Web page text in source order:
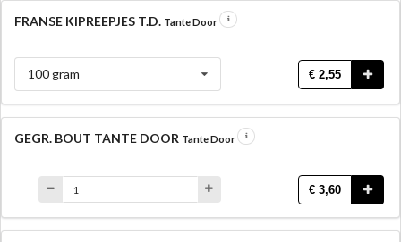
FRANSE KIPREEPJES T.D. Tante Door
100 gram € 2,55
GEGR. BOUT TANTE DOOR Tante Door
€ 3,60